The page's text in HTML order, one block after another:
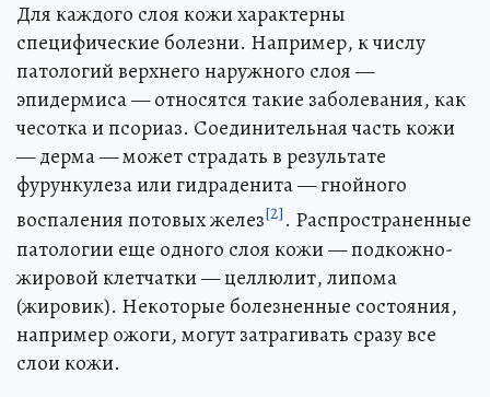
Для каждого слоя кожи характерны
специфические болезни. Например, к числу
патологий верхнего наружного слоя —
эпидермиса — относятся такие заболевания, как
чесотка и псориаз. Соединительная часть кожи
— дерма — может страдать в результате
фурункулеза или гидраденита — гнойного
воспаления потовых желез[2]. Распространенные
патологии еще одного слоя кожи — подкожно-
жировой клетчатки — целлюлит, липома
(жировик). Некоторые болезненные состояния,
например ожоги, могут затрагивать сразу все
слои кожи.